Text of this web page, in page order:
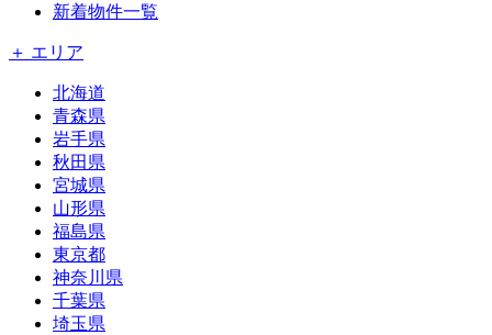
新着物件一覧
＋ エリア
北海道
青森県
岩手県
秋田県
宮城県
山形県
福島県
東京都
神奈川県
千葉県
埼玉県